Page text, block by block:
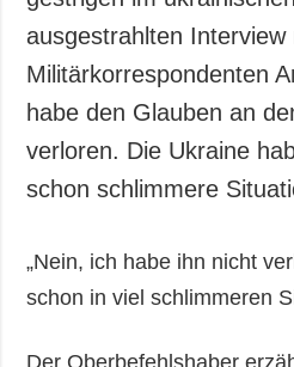
Kriminalität
Notstand und
Notfälle
ZUSÄTZLICH
Veröffentlichungen
Fotos
Video
ausgestrahlten Interview
Militärkorrespondenten
habe den Glauben an
verloren. Die Ukraine
schon schlimmere
„Nein, ich habe ihn nicht
schon in viel schlimmeren
Der Oberbefehlshaber